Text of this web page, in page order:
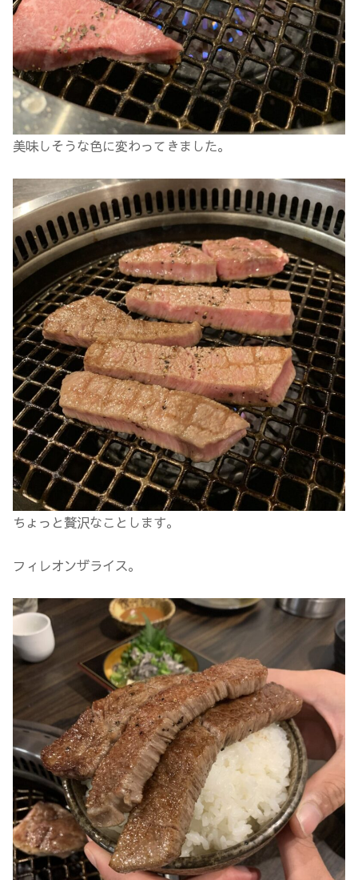
美味しそうな色に変わってきました。
ちょっと贅沢なことします。
フィレオンザライス。